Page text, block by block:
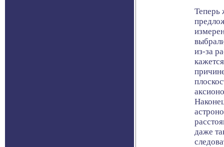
Теперь
из-за
даже